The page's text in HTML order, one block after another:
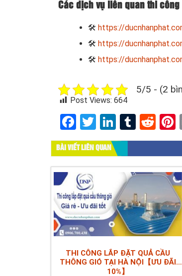
Các dịch vụ liên quan thi
🛠 https://
🛠 https://
🛠 https://
5/5 - (2
Post Views: 664
Facebook
Twitter
LinkedIn
BÀI VIẾT LIÊN QUAN
THI CÔNG LẮP ĐẶT QUẢ CẦU
THÔNG GIÓ TẠI HÀ NỘI【ƯU ĐÃI
10%】